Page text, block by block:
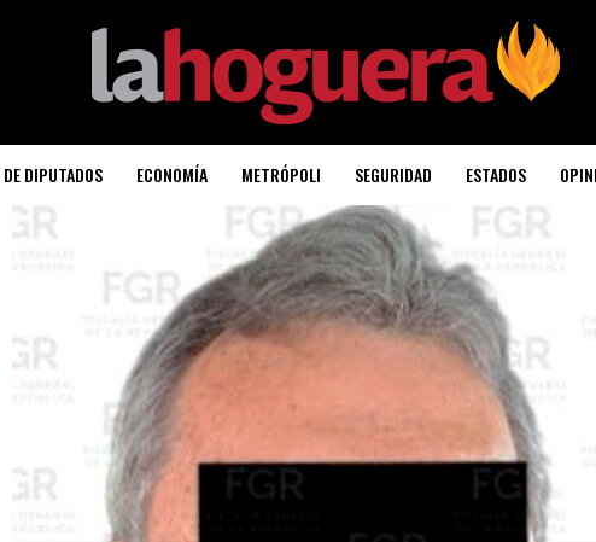
DIPUTADOS ECONOMÍA METRÓPOLI SEGURIDAD ESTADOS